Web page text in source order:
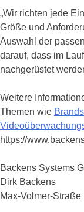
„Wir richten jede
Größe und
Auswahl der
darauf, dass im
nachgerüstet
Weitere
Themen wie
https://
Backens Systems
Dirk Backens
Max-Volmer-Straße